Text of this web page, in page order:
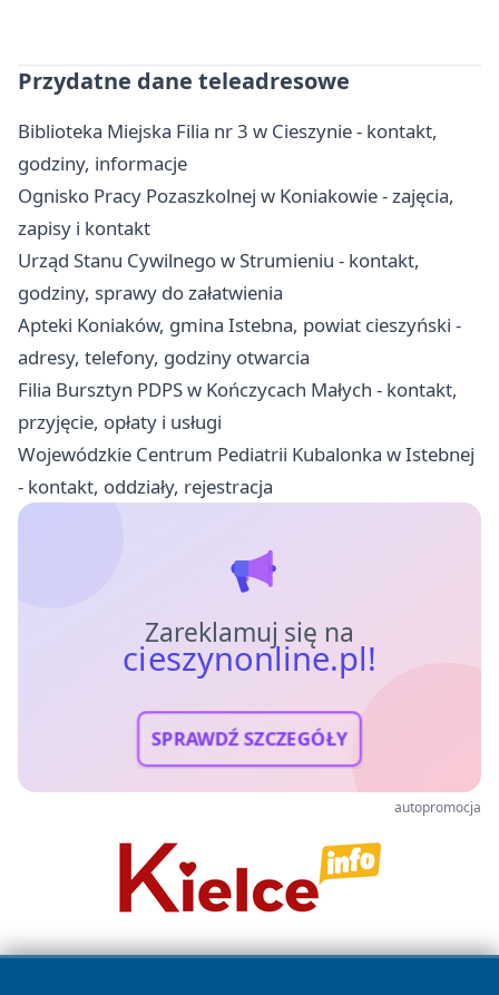
Przydatne dane teleadresowe
Biblioteka Miejska Filia nr 3 w Cieszynie - kontakt,
godziny, informacje
Ognisko Pracy Pozaszkolnej w Koniakowie - zajęcia,
zapisy i kontakt
Urząd Stanu Cywilnego w Strumieniu - kontakt,
godziny, sprawy do załatwienia
Apteki Koniaków, gmina Istebna, powiat cieszyński -
adresy, telefony, godziny otwarcia
Filia Bursztyn PDPS w Kończycach Małych - kontakt,
przyjęcie, opłaty i usługi
Wojewódzkie Centrum Pediatrii Kubalonka w Istebnej
- kontakt, oddziały, rejestracja
Zareklamuj się na
cieszynonline.pl!
SPRAWDŹ SZCZEGÓŁY
autopromocja